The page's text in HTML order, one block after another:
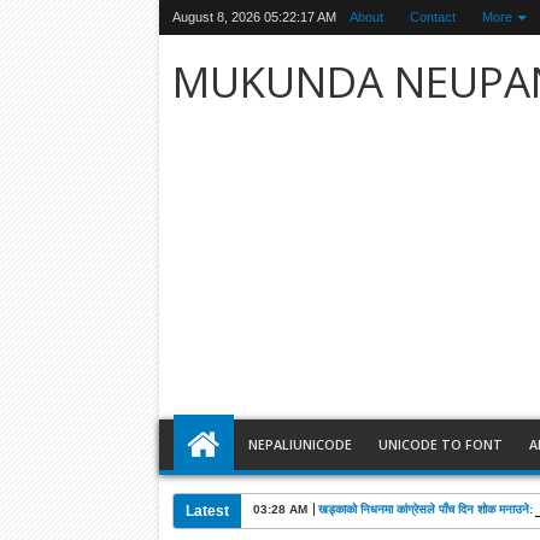
August 8, 2026 05:22:19 AM About Contact More
MUKUNDA
NEPALIUNICODE UNICODE TO FONT
Latest 03:28 AM खड्काको निधनमा कांग्रेसले पाँच दिन शोक मनाउने: